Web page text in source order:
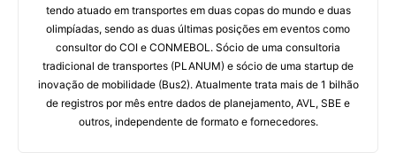
tendo atuado em transportes em duas copas do mundo e duas
olimpíadas, sendo as duas últimas posições em eventos como
consultor do COI e CONMEBOL. Sócio de uma consultoria
tradicional de transportes (PLANUM) e sócio de uma startup de
inovação de mobilidade (Bus2). Atualmente trata mais de 1 bilhão
de registros por mês entre dados de planejamento, AVL, SBE e
outros, independente de formato e fornecedores.